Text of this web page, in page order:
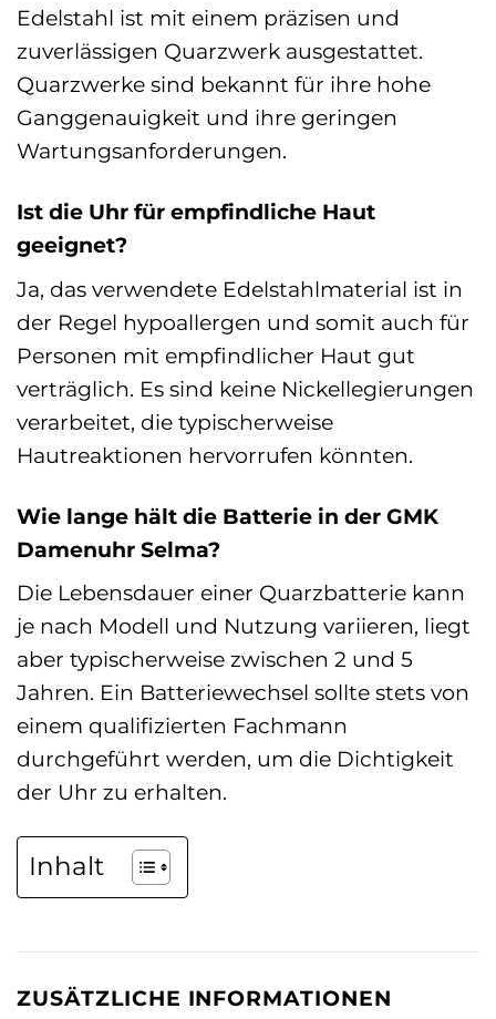
Edelstahl ist mit einem präzisen und
zuverlässigen Quarzwerk ausgestattet.
Quarzwerke sind bekannt für ihre hohe
Ganggenauigkeit und ihre geringen
Wartungsanforderungen.
Ist die Uhr für empfindliche Haut
geeignet?
Ja, das verwendete Edelstahlmaterial ist in
der Regel hypoallergen und somit auch für
Personen mit empfindlicher Haut gut
verträglich. Es sind keine Nickellegierungen
verarbeitet, die typischerweise
Hautreaktionen hervorrufen könnten.
Wie lange hält die Batterie in der GMK
Damenuhr Selma?
Die Lebensdauer einer Quarzbatterie kann
je nach Modell und Nutzung variieren, liegt
aber typischerweise zwischen 2 und 5
Jahren. Ein Batteriewechsel sollte stets von
einem qualifizierten Fachmann
durchgeführt werden, um die Dichtigkeit
der Uhr zu erhalten.
Inhalt
ZUSÄTZLICHE INFORMATIONEN